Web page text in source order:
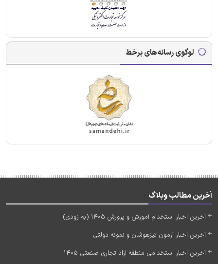
لوگوی رسانه‌های برخط
آخرین مطالب وبلاگ
آخرین اخبار استخدام آموزش و پرورش 1405 (به زودی)
آخرین اخبار آزمون تیزهوشان و نمونه دولتی
آخرین اخبار استخدامی منطقه آزاد تجاری صنعتی 1405